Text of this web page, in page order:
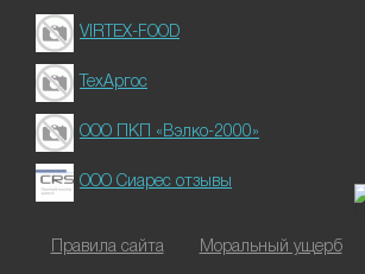
VIRTEX-FOOD
ТехАргос
ООО ПКП «Вэлко-2000»
ООО Сиарес отзывы
Правила сайта Моральный ущерб